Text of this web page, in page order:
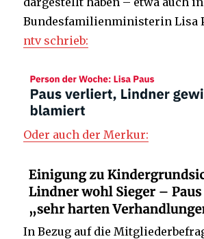
Bundesfamilienministerin Lisa
ntv schrieb:
Oder auch der Merkur:
In Bezug auf die